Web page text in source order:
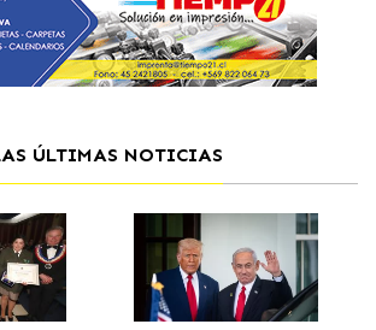
ÚLTIMAS NOTICIAS